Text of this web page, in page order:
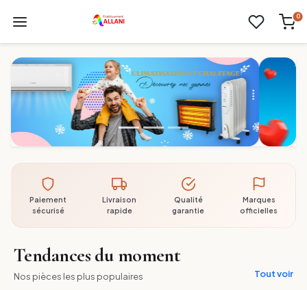
0
Paiement
sécurisé
Livraison
rapide
Qualité
garantie
Marques
officielles
Tendances du moment
Nos pièces les plus populaires Tout voir